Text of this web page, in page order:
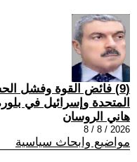
(9) فائض القوة وفشل
المتحدة وإسرائيل في
هاني الروسان
2026 / 8 / 8
مواضيع وابحاث سياسية